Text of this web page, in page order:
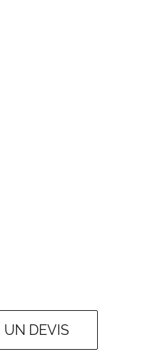
UN DEVIS